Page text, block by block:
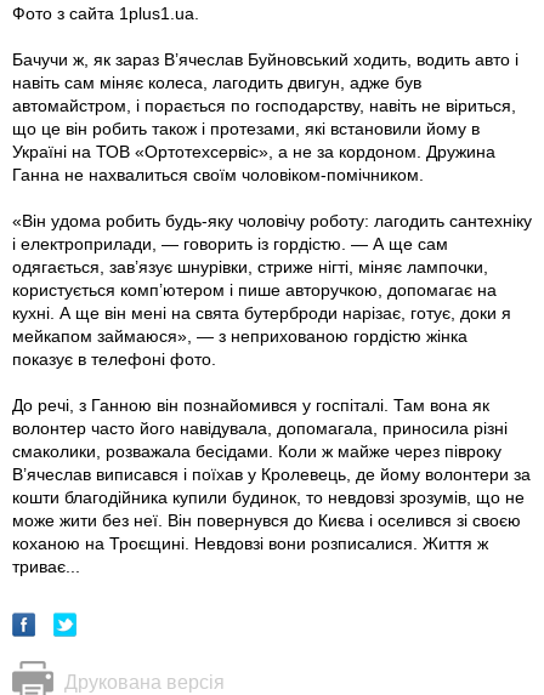
Фото з сайта 1plus1.ua.
Бачучи ж, як зараз В’ячеслав Буйновський ходить, водить авто і
навіть сам міняє колеса, лагодить двигун, адже був
автомайстром, i порається по господарству, навіть не віриться,
що це він робить також і протезами, які встановили йому в
Україні на ТОВ «Ортотехсервіс», а не за кордоном. Дружина
Ганна не нахвалиться своїм чоловіком-помічником.
«Він удома робить будь-яку чоловічу роботу: лагодить сантехніку
і електроприлади, — говорить iз гордістю. — А ще сам
одягається, зав’язує шнурівки, стриже нігті, міняє лампочки,
користується комп’ютером і пише авторучкою, допомагає на
кухні. А ще він мені на свята бутерброди нарізає, готує, доки я
мейкапом займаюся», — з неприхованою гордістю жінка
показує в телефоні фото.
До речі, з Ганною він познайомився у госпіталі. Там вона як
волонтер часто його навідувала, допомагала, приносила різні
смаколики, розважала бесідами. Коли ж майже через півроку
В’ячеслав виписався і поїхав у Кролевець, де йому волонтери за
кошти благодійника купили будинок, то невдовзі зрозумів, що не
може жити без неї. Він повернувся до Києва і оселився зі своєю
коханою на Троєщині. Невдовзі вони розписалися. Життя ж
триває...
Друкована версія